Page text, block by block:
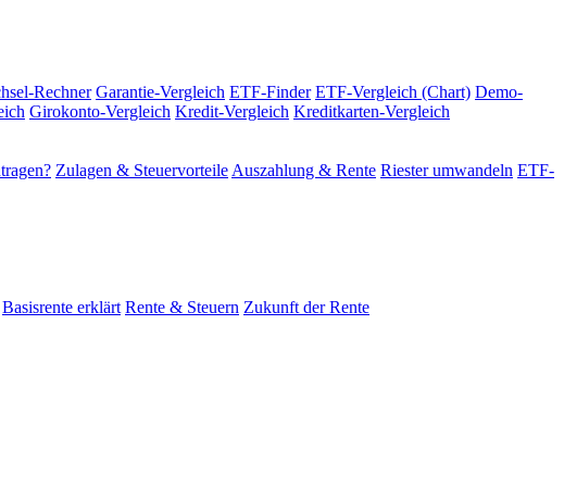
Rechner Garantie-Vergleich ETF-Finder ETF-Vergleich (Chart) Demo-
Girokonto-Vergleich Kredit-Vergleich Kreditkarten-Vergleich
Zulagen & Steuervorteile Auszahlung & Rente Riester umwandeln ETF-
Basisrente erklärt Rente & Steuern Zukunft der Rente